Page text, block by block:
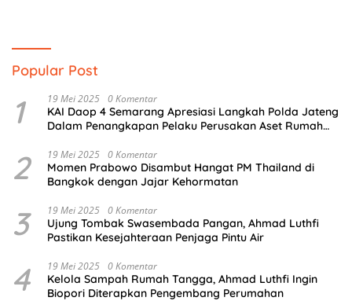
Popular Post
1 19 Mei 2025 0 Komentar
KAI Daop 4 Semarang Apresiasi Langkah Polda Jateng
Dalam Penangkapan Pelaku Perusakan Aset Rumah
2 19 Mei 2025 0 Komentar
Momen Prabowo Disambut Hangat PM Thailand di
Bangkok dengan Jajar Kehormatan
3 19 Mei 2025 0 Komentar
Ujung Tombak Swasembada Pangan, Ahmad Luthfi
Pastikan Kesejahteraan Penjaga Pintu Air
4 19 Mei 2025 0 Komentar
Kelola Sampah Rumah Tangga, Ahmad Luthfi Ingin
Biopori Diterapkan Pengembang Perumahan